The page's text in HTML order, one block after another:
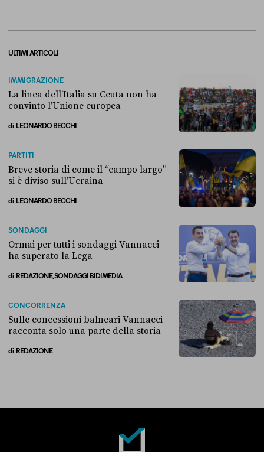
ULTIMI ARTICOLI
IMMIGRAZIONE
La linea dell’Italia su Ceuta non ha
convinto l’Unione europea
di LEONARDO BECCHI
PARTITI
Breve storia di come il “campo largo”
si è diviso sull’Ucraina
di LEONARDO BECCHI
SONDAGGI
Ormai per tutti i sondaggi Vannacci
ha superato la Lega
di REDAZIONE, SONDAGGI BIDIMEDIA
CONCORRENZA
Sulle concessioni balneari Vannacci
racconta solo una parte della storia
di REDAZIONE